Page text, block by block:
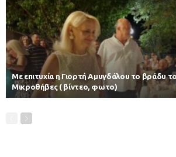
Με επιτυχία η Γιορτή Αμυγδάλου το βράδυ
Μικροθήβες ( βίντεο, φωτο)